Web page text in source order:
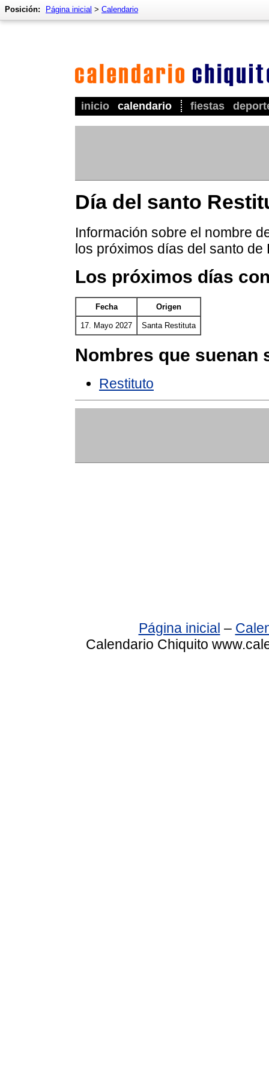
inicio calendario fiestas
Posición: Página inicial > Calendario
Día del santo
Información sobre el nombre
los próximos días del santo de
Los próximos días
Fecha Origen
17. Mayo 2027 Santa Restituta
Nombres que suenan
Restituto
Página inicial –
Calendario Chiquito